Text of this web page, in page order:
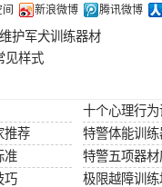
新浪微博 腾讯微博
护军犬训练器材
见样式
十个心理行
推荐
特警体能训
准
特警五项器
巧
极限越障训